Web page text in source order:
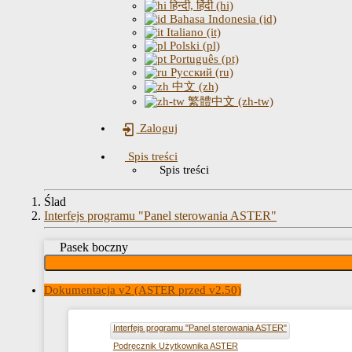
हिन्दी, हिंदी (hi)
Bahasa Indonesia (id)
Italiano (it)
Polski (pl)
Português (pt)
Русский (ru)
中文 (zh)
繁體中文 (zh-tw)
Zaloguj
Spis treści
Spis treści
Ślad
Interfejs programu "Panel sterowania ASTER"
Pasek boczny
Dokumentacja v2 (ASTER przed v2.50)
Interfejs programu "Panel sterowania ASTER"
Podręcznik Użytkownika ASTER